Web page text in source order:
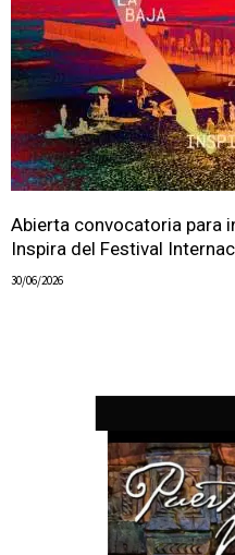
Abierta convocatoria para
Inspira del Festival
30/06/2026